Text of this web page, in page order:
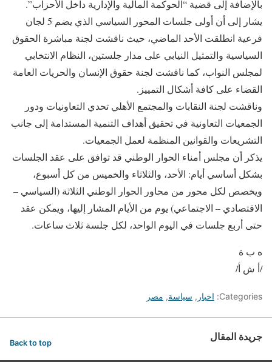
بالإضافة إلى قضية “الحوكمة المالية والإدارية داخل الأحزاب”.
يشار إلى أن أولى جلسات المحور السياسي الذي يضم 5 لجان
فرعية انطلقت الأحد الماضي، حيث ناقشت لجنة مباشرة الحقوق
السياسية والتمثيل النيابي على مدار جلستين، النظام الانتخابي
لمجلس النواب، كما ناقشت لجنة حقوق الإنسان والحريات العامة
القضاء على كافة أشكال التمييز.
وناقشت لجنة النقابات والمجتمع الأهلي تحدي التعاونيات ودور
الجمعيات التعاونية في تحقيق أهداف التنمية المستدامة إلى جانب
التشريعات والقوانين المنظمة لعمل الجمعيات.
يذكر أن مجلس أمناء الحوار الوطني قد توافق على عقد الجلسات
بشكل أساسي أيام: الأحد، والثلاثاء والخميس من كل أسبوع،
ويخصص لكل محور من محاور الحوار الوطني الثلاثة (السياسي –
الاقتصادي – الاجتماعي) يوم من الأيام المشار إليها، ويمكن عقد
حتى أربع جلسات في اليوم الواحد، لكل جلسة ثلاث ساعات.
ه ب ة
/أ ش أ/
Categories: اخبار , سياسة, مصر
جريدة المقال Back to top